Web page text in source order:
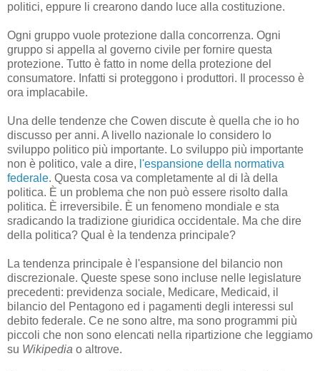
politici, eppure li crearono dando luce alla costituzione.
Ogni gruppo vuole protezione dalla concorrenza. Ogni
gruppo si appella al governo civile per fornire questa
protezione. Tutto è fatto in nome della protezione del
consumatore. Infatti si proteggono i produttori. Il processo è
ora implacabile.
Una delle tendenze che Cowen discute è quella che io ho
discusso per anni. A livello nazionale lo considero lo
sviluppo politico più importante. Lo sviluppo più importante
non è politico, vale a dire, l'espansione della normativa
federale. Questa cosa va completamente al di là della
politica. È un problema che non può essere risolto dalla
politica. È irreversibile. È un fenomeno mondiale e sta
sradicando la tradizione giuridica occidentale. Ma che dire
della politica? Qual è la tendenza principale?
La tendenza principale è l'espansione del bilancio non
discrezionale. Queste spese sono incluse nelle legislature
precedenti: previdenza sociale, Medicare, Medicaid, il
bilancio del Pentagono ed i pagamenti degli interessi sul
debito federale. Ce ne sono altre, ma sono programmi più
piccoli che non sono elencati nella ripartizione che leggiamo
su Wikipedia o altrove.